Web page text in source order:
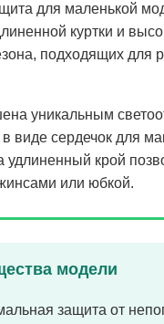
для маленькой
куртки и
подходящих для
уникальным
виде сердечок для
удлиненный крой
или юбкой.
модели
защита от